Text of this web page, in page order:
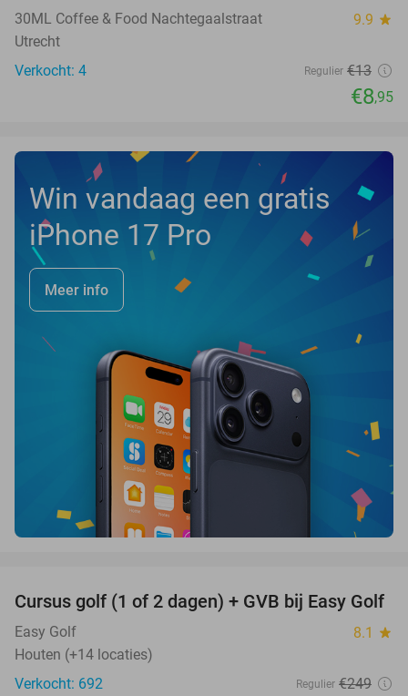
30ML Coffee & Food Nachtegaalstraat 9.9 star
Utrecht
Verkocht: 4
Regulier €13
€8,95
Win vandaag een gratis
iPhone 17 Pro
Meer info
60%
Cursus golf (1 of 2 dagen) + GVB bij Easy Golf
Easy Golf 8.1 star
Houten (+14 locaties)
Verkocht: 692
Regulier €249